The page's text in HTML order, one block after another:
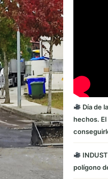
Día de
hechos. El
polígono